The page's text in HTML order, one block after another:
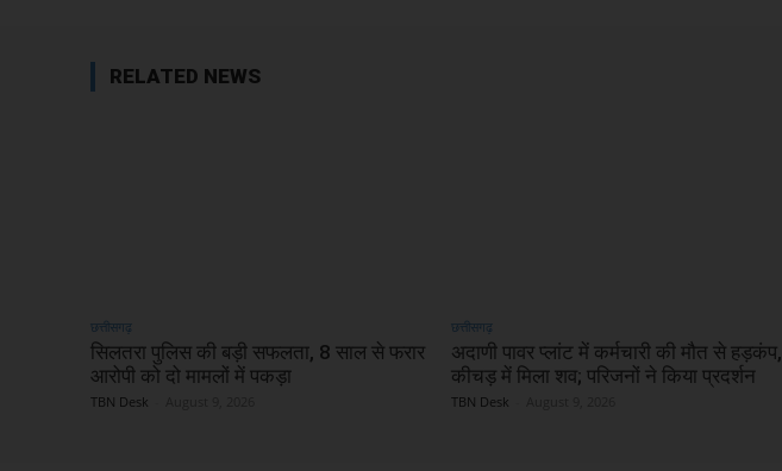
RELATED NEWS
छत्तीसगढ़
सिलतरा पुलिस की बड़ी सफलता, 8 साल से फरार
आरोपी को दो मामलों में पकड़ा
TBN Desk
छत्तीसगढ़
अदाणी पावर प्लांट में कर्मचारी की मौत से हड़कंप,
कीचड़ में मिला शव; परिजनों ने किया प्रदर्शन
TBN Desk